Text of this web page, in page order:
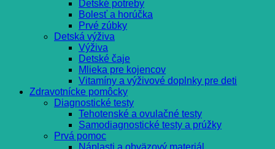
Detské potreby
Bolesť a horúčka
Prvé zúbky
Detská výživa
Výživa
Detské čaje
Mlieka pre kojencov
Vitamíny a výživové doplnky pre deti
Zdravotnícke pomôcky
Diagnostické testy
Tehotenské a ovulačné testy
Samodiagnostické testy a prúžky
Prvá pomoc
Náplasti a obväzový materiál